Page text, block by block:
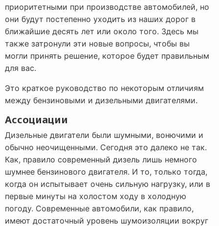
приоритетными при производстве автомобилей, но
они будут постепенно уходить из наших дорог в
ближайшие десять лет или около того. Здесь мы
также затронули эти новые вопросы, чтобы вы
могли принять решение, которое будет правильным
для вас.
Это краткое руководство по некоторым отличиям
между бензиновыми и дизельными двигателями.
Ассоциации
Дизельные двигатели были шумными, вонючими и
обычно неочищенными. Сегодня это далеко не так.
Как, правило современный дизель лишь немного
шумнее бензинового двигателя. И то, только тогда,
когда он испытывает очень сильную нагрузку, или в
первые минуты на холостом ходу в холодную
погоду. Современные автомобили, как правило,
имеют достаточный уровень шумоизоляции вокруг